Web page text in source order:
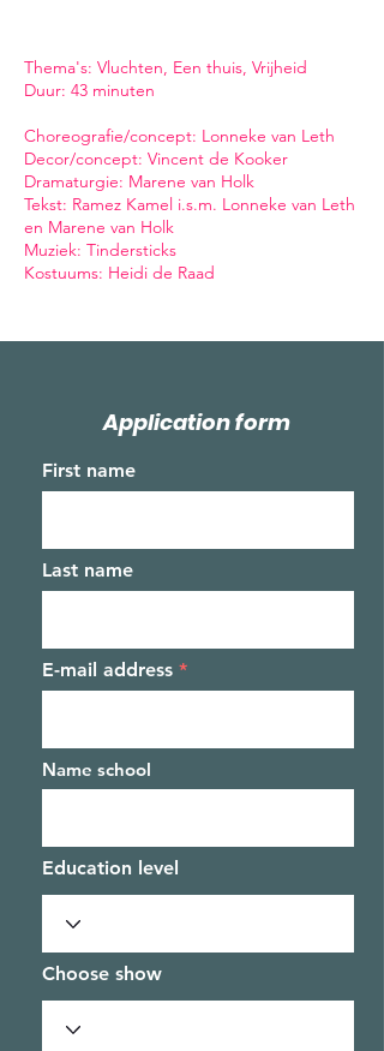
Thema's: Vluchten, Een thuis, Vrijheid
Duur: 43 minuten
Choreografie/concept: Lonneke van Leth
Decor/concept: Vincent de Kooker
Dramaturgie: Marene van Holk
Tekst: Ramez Kamel i.s.m. Lonneke van Leth
en Marene van Holk
Muziek: Tindersticks
Kostuums: Heidi de Raad
Application form
First name
Last name
E-mail address
Name school
Education level
Choose show